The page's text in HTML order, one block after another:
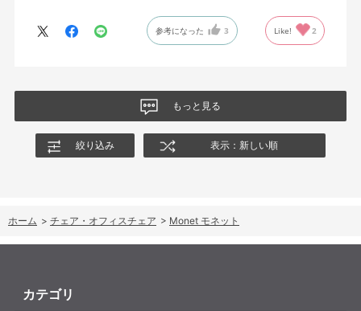
今回どうしても欲しい色の組み合わせがあったので固定肘の物を
購入しましたが、欲を言えば稼働肘バージョンもバイカラーなど
参考になった 3 Like! 2
もっと見る
絞り込み 表示：新しい順
ホーム > チェア・オフィスチェア > Monet モネット
カテゴリ